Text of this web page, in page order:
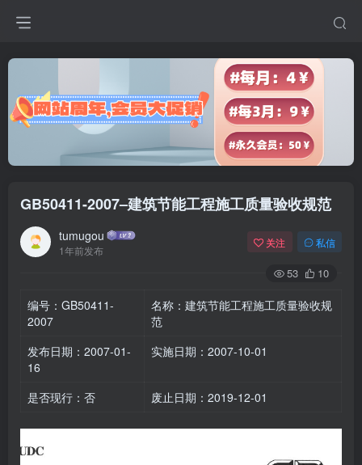
GB50411-2007–建筑节能工程施工质量验收规范
tumugou
1年前发布
关注 私信
53 10
编号：GB50411-
2007
名称：建筑节能工程施工质量验收规
范
发布日期：2007-01-
16
实施日期：2007-10-01
是否现行：否 废止日期：2019-12-01